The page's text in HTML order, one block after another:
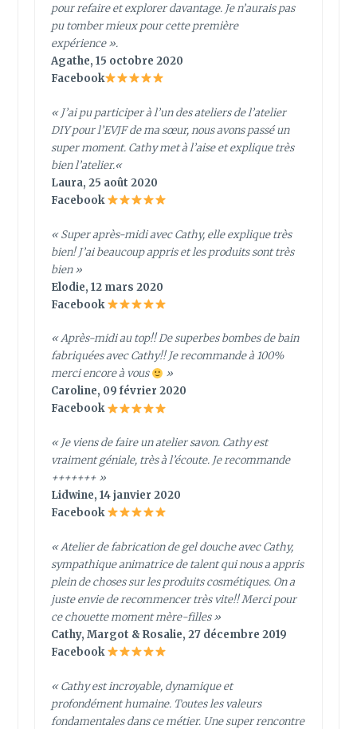
pour refaire et explorer davantage. Je n’aurais pas
pu tomber mieux pour cette première
expérience ».
Agathe, 15 octobre 2020
Facebook
«J’ai pu participer à l’un des ateliers de l’atelier
DIY pour l’EVJF de ma sœur, nous avons passé un
super moment. Cathy met à l’aise et explique très
bien l’atelier.«
Laura, 25 août 2020
Facebook
« Super après-midi avec Cathy, elle explique très
bien! J’ai beaucoup appris et les produits sont très
bien »
Elodie, 12 mars 2020
Facebook
« Après-midi au top!! De superbes bombes de bain
fabriquées avec Cathy!! Je recommande à 100%
merci encore à vous
»
Caroline, 09 février 2020
Facebook
« Je viens de faire un atelier savon. Cathy est
vraiment géniale, très à l’écoute. Je recommande
+++++++ »
Lidwine, 14 janvier 2020
Facebook
« Atelier de fabrication de gel douche avec Cathy,
sympathique animatrice de talent qui nous a appris
plein de choses sur les produits cosmétiques. On a
juste envie de recommencer très vite!! Merci pour
ce chouette moment mère-filles »
Cathy, Margot & Rosalie, 27 décembre 2019
Facebook
« Cathy est incroyable, dynamique et
profondément humaine. Toutes les valeurs
fondamentales dans ce métier. Une super rencontre